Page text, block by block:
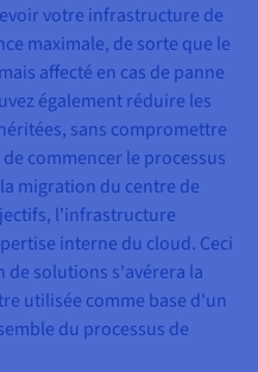
votre infrastructure de
maximale, de sorte que le
affecté en cas de panne
également réduire les
sans compromettre
commencer le processus
migration du centre de
l'infrastructure
interne du cloud. Ceci
solutions s'avérera la
utilisée comme base d'un
du processus de